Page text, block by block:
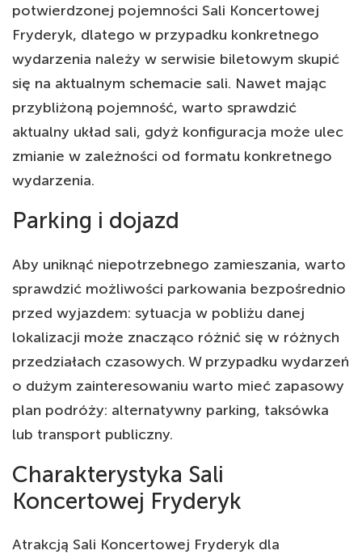
potwierdzonej pojemności Sali Koncertowej
Fryderyk, dlatego w przypadku konkretnego
wydarzenia należy w serwisie biletowym skupić
się na aktualnym schemacie sali. Nawet mając
przybliżoną pojemność, warto sprawdzić
aktualny układ sali, gdyż konfiguracja może ulec
zmianie w zależności od formatu konkretnego
wydarzenia.
Parking i dojazd
Aby uniknąć niepotrzebnego zamieszania, warto
sprawdzić możliwości parkowania bezpośrednio
przed wyjazdem: sytuacja w pobliżu danej
lokalizacji może znacząco różnić się w różnych
przedziałach czasowych. W przypadku wydarzeń
o dużym zainteresowaniu warto mieć zapasowy
plan podróży: alternatywny parking, taksówka
lub transport publiczny.
Charakterystyka Sali
Koncertowej Fryderyk
Atrakcją Sali Koncertowej Fryderyk dla